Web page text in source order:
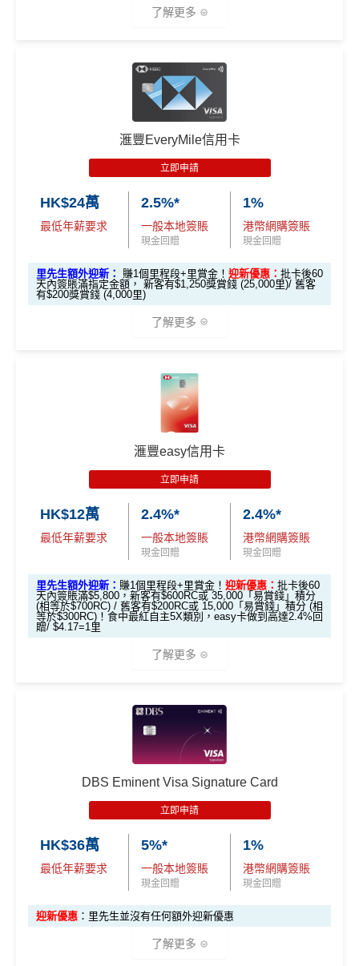
#38新會員+成功批卡派出50額外里賞金。每1里賞金 ≈ HK
$1，可兌換FPS轉數快回贈！詳情MrMiles.hk/mmcredit
指定商戶5%簽賬回贈同基本簽賬都增加咗簽賬門檻，但
每月簽賬滿HK$4,000(一定要簽足先有)：指定商戶
現金回贈+其他合資格簽賬無上限0.56%簽賬回贈
每月簽夠HK$15,000或以上：
5%現金回贈
他合資格簽賬無上限1.2%簽賬回贈
❎優點
SC PAY先轉數後找數：經 FPS轉數俾親友或繳交日常
使費，每曆月首HK$40,000手續費全免再延長到2026
以上旅行及其他零售簽賬都可以，只要喺SC Mobile A
pp或者online banking選3個月分期就可以即時分期呀！
簽賬回贈(回贈上限HK$3,000，
簽HK$60,000先到頂)
不設外幣交易費、現金透支服務費
年薪要求只需HK$96,000，學生、主婦都申請得！
❎缺點
5%指定商戶簽賬上限為全年HK$60,000，回贈上限HK
$3,000，隨後可享0.56%。
除咗指定商戶簽賬，其他簽賬只得0.56%簽賬回贈
每個戶口之現金回贈換領金額最低為港幣50元
成功申請信用卡3個月0息「月結單分期」計劃後，每
港幣180元之簽賬分期金額，渣打將扣除港幣1元現金
回贈。 如未合資格賺取現金回贈之簽賬，渣打亦將每
港幣180元之簽賬分期金額扣除港幣1元現金回贈。如
渣打「360 °全面賞」現金回贈結餘不足， 會以負數顯
查看更多信用卡詳情及分析...
了解更多
*以上為最高之回贈，需配合HSBC最紅自主獎賞
HSBC Visa Signature信用卡迎新
滙豐 Visa Signature信用卡申請網址 ： MrMiles.hk/hsbc-v
里先生加碼： 申請完填Form
MrMiles.hk/hsbc-vs-form
賺1個里程段+
里賞金❗️（由里先生派出🎯38新會員額外
#每1里賞金 ≈ HK$1，可兌換FPS轉數快回贈！詳情MrMil
es.hk/mmcredit
$800「獎賞
錢」
「現金套現」
分期計劃優惠
（≥HK$20,00
上還款期）
$200 「獎賞
錢」
不適用
合共高達
$1,000「獎賞
錢」 (相等於1
0,000里)
$200「獎賞
錢」 (相等於2,
*持卡人需於發卡後60日內完成累積簽賬滿
：於合資格信用卡批核日起計之過去1
2個月內曾取消任何滙豐個人信用卡基本卡。 迎新條款：
贈/ $2.78=1里
經常有特別Bonus, e.g.HSBC萬寧 HSBC百老匯或其他
HSBC信用卡優惠
每月結單週期首HK$10,000網上銀行ebanking繳費
4%回贈，市面上絕大部份銀行已沒有相關回贈
滙豐EveryMile信用卡
立即申請
HK$24萬
最低年薪要求
2.5%*
一般本地簽賬
現金回贈
1%
港幣網購簽賬
現金回贈
里先生額外迎新： 賺1個里程段+里賞金！ 迎新優惠： 批卡後60
天內簽賬滿指定金額， 新客有$1,250獎賞錢 (25,000里)/ 舊客
有$200獎賞錢 (4,000里)
了解更多
*本地交通出行簽賬、本地咖啡店及輕便美食簽賬及網上
娛樂平台簽賬高達2.5%回贈，詳情睇返
滙豐EveryMile信用卡迎新
pply
申請完填Form
MrMiles.hk/hsbc-em-for
外里賞金#）
#每1里賞金 ≈ HK$1，可兌換FPS轉數快回贈！詳情 MrMil
全新客
戶簽$2.
5萬*
全新客
000*
RC
「現金套現」 分
期計劃優惠 （≥H
月或以上還款期）
$200 R
C
$200 R
不適用
高達$1,
滙豐easy信用卡
立即申請
HK$12萬
最低年薪要求
2.4%*
一般本地簽賬
現金回贈
2.4%*
港幣網購簽賬
現金回贈
里先生額外迎新： 賺1個里程段+里賞金！ 迎新優惠： 批卡後60
天內簽賬滿$5,800，新客有$600RC或 35,000「易賞錢」積分
(相等於$700RC) / 舊客有$200RC或 15,000「易賞錢」積分 (相
等於$300RC)！食中最紅自主5X類別，easy卡做到高達2.4%回
贈/ $4.17=1里
了解更多
*基本「獎賞錢」0.4%+「最紅自主獎賞
本「獎賞錢」0.4%+「最紅自主獎賞
錢2.4% = 4.8% 或 $2.08/里
滙豐easy信用卡迎新
滙豐Easy信用卡申請網址
MrMiles.hk/hsbc-visa-applica
tion
申請完填Form
MrMiles.hk/hsbc-easy-for
m賺1個里程段+里賞金❗️（由里先生派出🎯38新會員額
外里賞金#）
DBS Eminent Visa Signature Card
立即申請
HK$36萬
最低年薪要求
5%*
一般本地簽賬
現金回贈
1%
港幣網購簽賬
現金回贈
迎新優惠 ：里先生並沒有任何額外迎新優惠
了解更多